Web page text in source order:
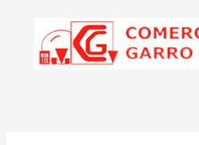
contenido